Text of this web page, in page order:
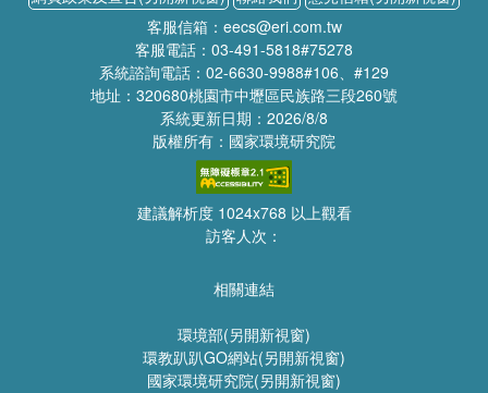
客服信箱：eecs@eri.com.tw
客服電話：03-491-5818#75278
系統諮詢電話：02-6630-9988#106、#129
地址：320680桃園市中壢區民族路三段260號
系統更新日期：2026/8/8
版權所有：國家環境研究院
建議解析度 1024x768 以上觀看
訪客人次：
相關連結
環境部(另開新視窗)
環教趴趴GO網站(另開新視窗)
國家環境研究院(另開新視窗)